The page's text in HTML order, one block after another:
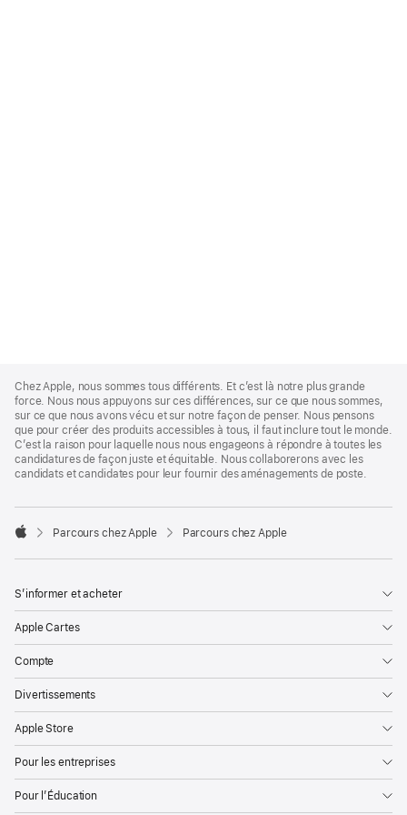
Footer
Chez Apple, nous sommes tous différents. Et c’est là notre plus grande
force. Nous nous appuyons sur ces différences, sur ce que nous sommes,
sur ce que nous avons vécu et sur notre façon de penser. Nous pensons
que pour créer des produits accessibles à tous, il faut inclure tout le monde.
C’est la raison pour laquelle nous nous engageons à répondre à toutes les
candidatures de façon juste et équitable. Nous collaborerons avec les
candidats et candidates pour leur fournir des aménagements de poste.

Parcours chez Apple Parcours chez Apple
S’informer et acheter
Apple Cartes
Compte
Divertissements
Apple Store
Pour les entreprises
Pour l’Éducation